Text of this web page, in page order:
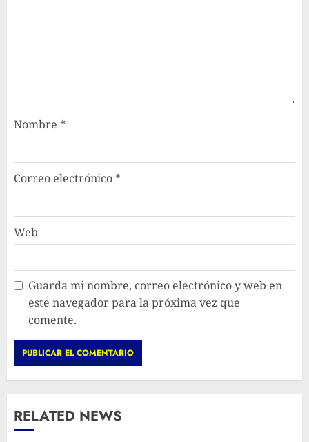
Nombre *
Correo electrónico *
Web
Guarda mi nombre, correo electrónico y web en
este navegador para la próxima vez que
comente.
RELATED NEWS